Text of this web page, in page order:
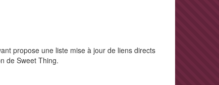
propose une liste mise à jour de liens directs
de Sweet Thing.